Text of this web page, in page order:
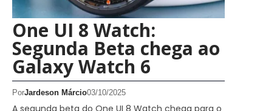
One UI 8 Watch:
Segunda Beta chega ao
Galaxy Watch 6
PorJardeson Márcio03/10/2025
A segunda beta do One UI 8 Watch chega para o